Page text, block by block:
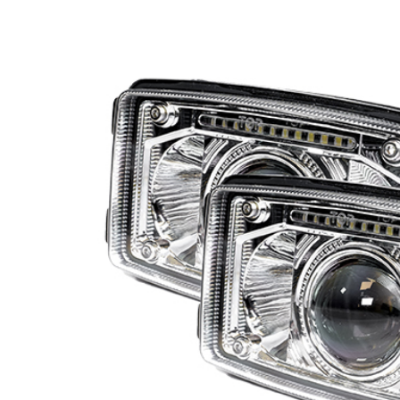
LED Blitzer und
Rundumleuchten
n
Positionsleuchten:
Sicherheit in allen
Bereichen
LED Bar &
LED Hallenstrahler &
LED
Vorteilsverpackunge
LED